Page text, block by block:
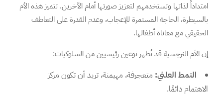
امتداداً لذاتها وتستخدمهم لتعزيز صورتها أمام الآخرين. تتميز هذه الأم
بالسيطرة، الحاجة المستمرة للإعجاب، وعدم القدرة على التعاطف
الحقيقي مع معاناة أطفالها.
إن الأم النرجسية قد تُظهر نوعين رئيسيين من السلوكيات:
النمط العلني: متعجرفة، مهيمنة، تريد أن تكون مركز
الاهتمام دائمًا.